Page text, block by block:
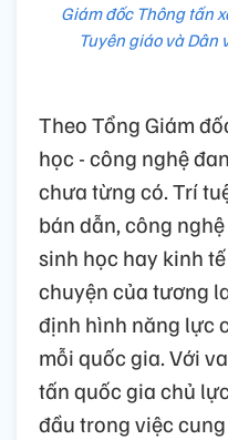
Giám đốc Thông tấn
Tuyên giáo và
Theo Tổng Giám
học - công nghệ
chưa từng có. Trí
bán dẫn, công
sinh học hay kinh
chuyện của tương
định hình năng lực
mỗi quốc gia. Với
tấn quốc gia chủ
đầu trong việc